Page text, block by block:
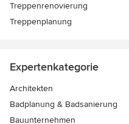
Treppenrenovierung
Treppenplanung
Expertenkategorie
Architekten
Badplanung & Badsanierung
Bauunternehmen